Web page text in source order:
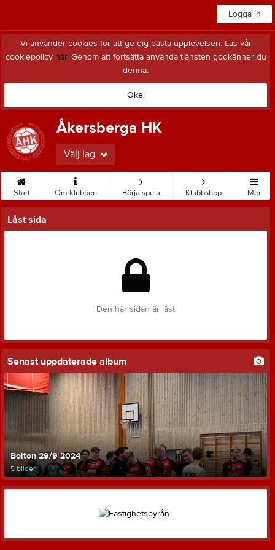
Logga in
Vi använder cookies för att ge dig bästa upplevelsen. Läs vår
cookiepolicy här. Genom att fortsätta använda tjänsten godkänner du
denna.
Okej
Åkersberga HK
Välj lag
Start Om klubben Börja spela Klubbshop Mer
Låst sida
Den här sidan är låst
Senast uppdaterade album
Bolton 29/9 2024
5 bilder